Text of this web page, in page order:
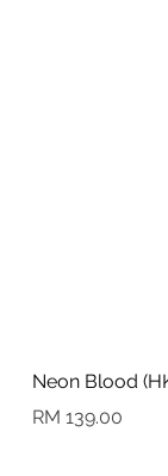
Neon Blood
Harga
RM 139.00